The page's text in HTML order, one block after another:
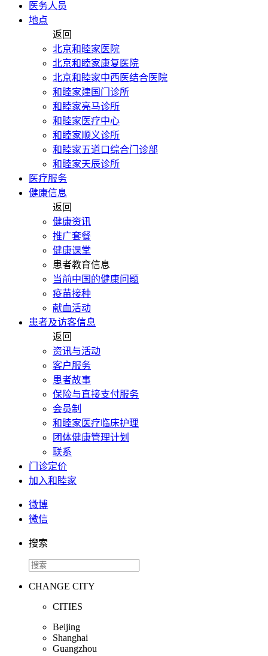
医务人员
地点
返回
北京和睦家医院
北京和睦家康复医院
北京和睦家中西医结合医院
和睦家建国门诊所
和睦家亮马诊所
和睦家医疗中心
和睦家顺义诊所
和睦家五道口综合门诊部
和睦家天辰诊所
医疗服务
健康信息
返回
健康资讯
推广套餐
健康课堂
患者教育信息
当前中国的健康问题
疫苗接种
献血活动
患者及访客信息
返回
资讯与活动
客户服务
患者故事
保险与直接支付服务
会员制
和睦家医疗临床护理
团体健康管理计划
联系
门诊定价
加入和睦家
微博
微信
搜索
CHANGE CITY
CITIES
Beijing
Shanghai
Guangzhou